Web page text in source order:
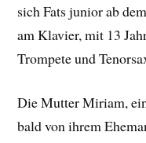
sich Fats junior ab
am Klavier, mit 13
Trompete und
Die Mutter Miriam,
bald von ihrem